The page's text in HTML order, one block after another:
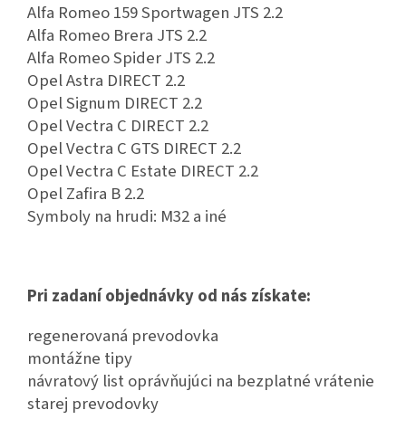
Alfa Romeo 159 Sportwagen JTS 2.2
Alfa Romeo Brera JTS 2.2
Alfa Romeo Spider JTS 2.2
Opel Astra DIRECT 2.2
Opel Signum DIRECT 2.2
Opel Vectra C DIRECT 2.2
Opel Vectra C GTS DIRECT 2.2
Opel Vectra C Estate DIRECT 2.2
Opel Zafira B 2.2
Symboly na hrudi: M32 a iné
Pri zadaní objednávky od nás získate:
regenerovaná prevodovka
montážne tipy
návratový list oprávňujúci na bezplatné vrátenie
starej prevodovky